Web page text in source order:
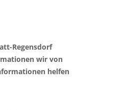
Regensdorf
wir von
helfen